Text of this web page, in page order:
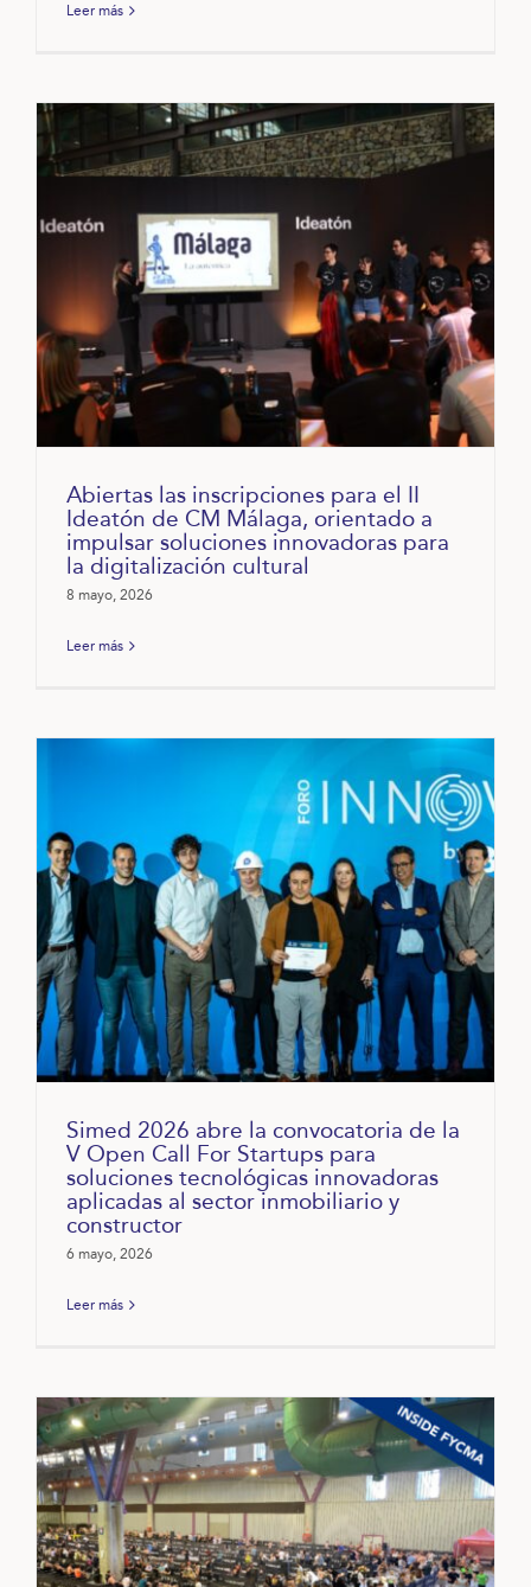
Leer más
Abiertas las inscripciones para el II
Ideatón de CM Málaga, orientado a
impulsar soluciones innovadoras para
la digitalización cultural
8 mayo, 2026
Leer más
Simed 2026 abre la convocatoria de la
V Open Call For Startups para
soluciones tecnológicas innovadoras
aplicadas al sector inmobiliario y
constructor
6 mayo, 2026
Leer más